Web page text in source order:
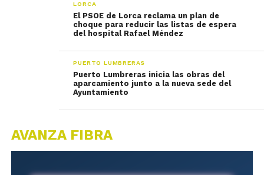
LORCA
El PSOE de Lorca reclama un plan de
choque para reducir las listas de espera
del hospital Rafael Méndez
PUERTO LUMBRERAS
Puerto Lumbreras inicia las obras del
aparcamiento junto a la nueva sede del
Ayuntamiento
AVANZA FIBRA